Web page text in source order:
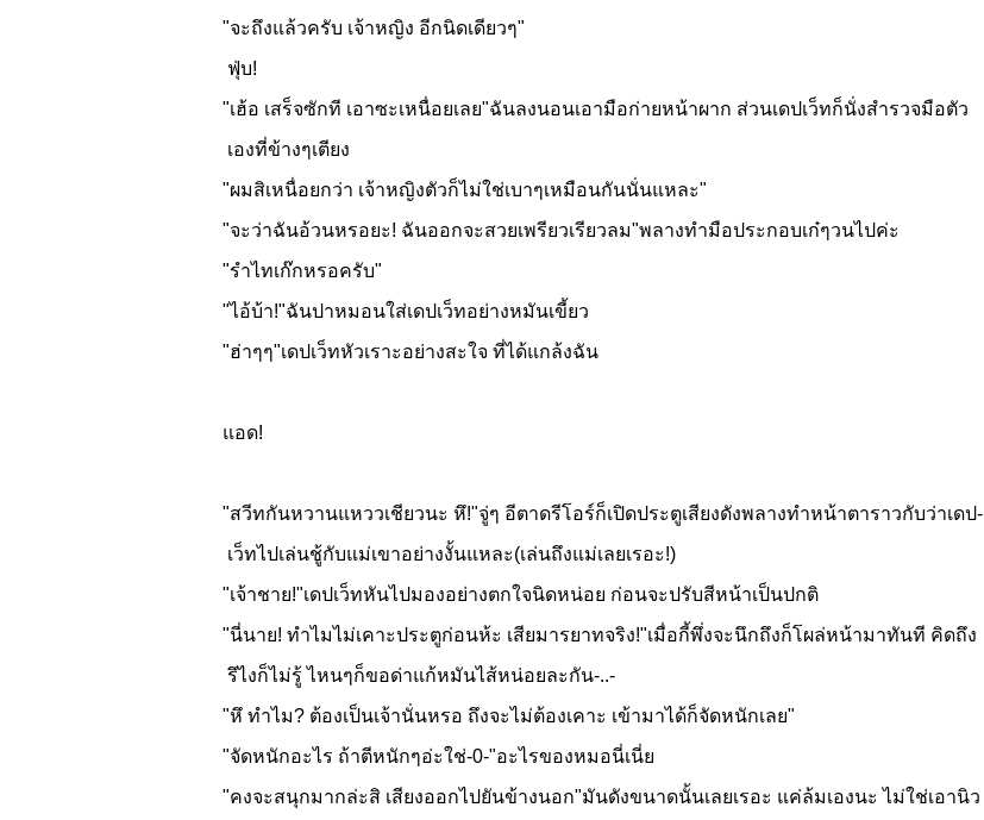
"จะถึงแล้วครับ เจ้าหญิง อีกนิดเดียวๆ"
ฟุ่บ!
"เฮ้อ เสร็จซักที เอาซะเหนื่อยเลย"ฉันลงนอนเอามือก่ายหน้าผาก ส่วนเดปเว็ทก็นั่งสำรวจมือตัว
เองที่ข้างๆเตียง
"ผมสิเหนื่อยกว่า เจ้าหญิงตัวก็ไม่ใช่เบาๆเหมือนกันนั่นแหละ"
"จะว่าฉันอ้วนหรอยะ! ฉันออกจะสวยเพรียวเรียวลม"พลางทำมือประกอบเก๋ๆวนไปค่ะ
"รำไทเก๊กหรอครับ"
"ไอ้บ้า!"ฉันปาหมอนใส่เดปเว็ทอย่างหมันเขี้ยว
"ฮ่าๆๆ"เดปเว็ทหัวเราะอย่างสะใจ ที่ได้แกล้งฉัน
แอด!
"สวีทกันหวานแหววเชียวนะ หึ!"จู่ๆ อีตาดรีโอร์ก็เปิดประตูเสียงดังพลางทำหน้าตาราวกับว่าเดป-
เว็ทไปเล่นชู้กับแม่เขาอย่างงั้นแหละ(เล่นถึงแม่เลยเรอะ!)
"เจ้าชาย!"เดปเว็ทหันไปมองอย่างตกใจนิดหน่อย ก่อนจะปรับสีหน้าเป็นปกติ
"นี่นาย! ทำไมไม่เคาะประตูก่อนห้ะ เสียมารยาทจริง!"เมื่อกี้พึ่งจะนึกถึงก็โผล่หน้ามาทันที คิดถึง
รึไงก็ไม่รู้ ไหนๆก็ขอด่าแก้หมันไส้หน่อยละกัน-..-
"หึ ทำไม? ต้องเป็นเจ้านั่นหรอ ถึงจะไม่ต้องเคาะ เข้ามาได้ก็จัดหนักเลย"
"จัดหนักอะไร ถ้าตีหนักๆอ่ะใช่-0-"อะไรของหมอนี่เนี่ย
"คงจะสนุกมากล่ะสิ เสียงออกไปยันข้างนอก"มันดังขนาดนั้นเลยเรอะ แค่ล้มเองนะ ไม่ใช่เอานิว